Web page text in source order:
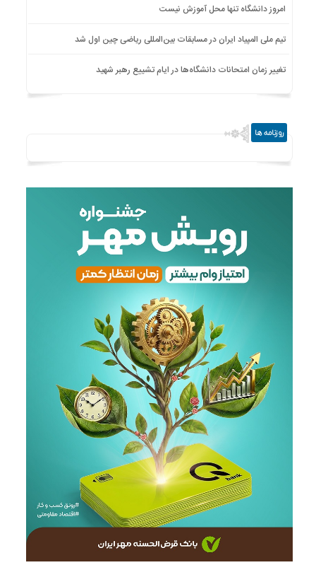
امروز دانشگاه تنها محل آموزش نیست
تیم ملی المپیاد ایران در مسابقات بین‌المللی ریاضی چین اول شد
تغییر زمان امتحانات دانشگاه‌ها در ایام تشییع رهبر شهید
روزنامه ها